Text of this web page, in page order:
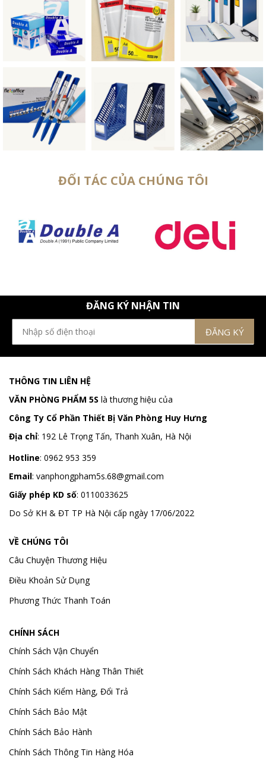
ĐỐI TÁC CỦA CHÚNG TÔI
ĐĂNG KÝ NHẬN TIN
THÔNG TIN LIÊN HỆ
VĂN PHÒNG PHẨM 5S là thương hiệu của
Công Ty Cổ Phần Thiết Bị Văn Phòng Huy Hưng
Địa chỉ: 192 Lê Trọng Tấn, Thanh Xuân, Hà Nội
Hotline: 0962 953 359
Email: vanphongpham5s.68@gmail.com
Giấy phép KD số: 0110033625
Do Sở KH & ĐT TP Hà Nội cấp ngày 17/06/2022
VỀ CHÚNG TÔI
Câu Chuyện Thương Hiệu
Điều Khoản Sử Dụng
Phương Thức Thanh Toán
CHÍNH SÁCH
Chính Sách Vận Chuyển
Chính Sách Khách Hàng Thân Thiết
Chính Sách Kiểm Hàng, Đổi Trả
Chính Sách Bảo Mật
Chính Sách Bảo Hành
Chính Sách Thông Tin Hàng Hóa